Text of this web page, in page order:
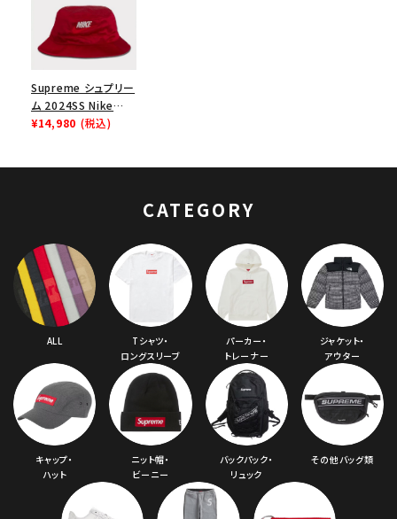
Supreme シュプリー
ム 2024SS Nike
Dazzle Crusher
¥14,980 (税込)
CATEGORY
ALL
Tシャツ・
ロングスリーブ
パーカー・
トレーナー
ジャケット・
アウター
キャップ・
ハット
ニット帽・
ビーニー
バックパック・
リュック
その他バッグ類